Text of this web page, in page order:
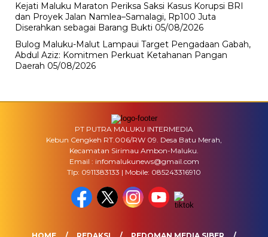
Kejati Maluku Maraton Periksa Saksi Kasus Korupsi BRI
dan Proyek Jalan Namlea–Samalagi, Rp100 Juta
Diserahkan sebagai Barang Bukti 05/08/2026
Bulog Maluku-Malut Lampaui Target Pengadaan Gabah,
Abdul Aziz: Komitmen Perkuat Ketahanan Pangan
Daerah 05/08/2026
PT PUTRA MALUKU INTERMEDIA
Kebun Cengkeh RT.006/RW 09. Desa Batu Merah,
Kecamatan Sirimau Ambon-Maluku.
Email : infomalukunews@gmail.com
Tlp: 0911383133 | Mobile: 085243316910